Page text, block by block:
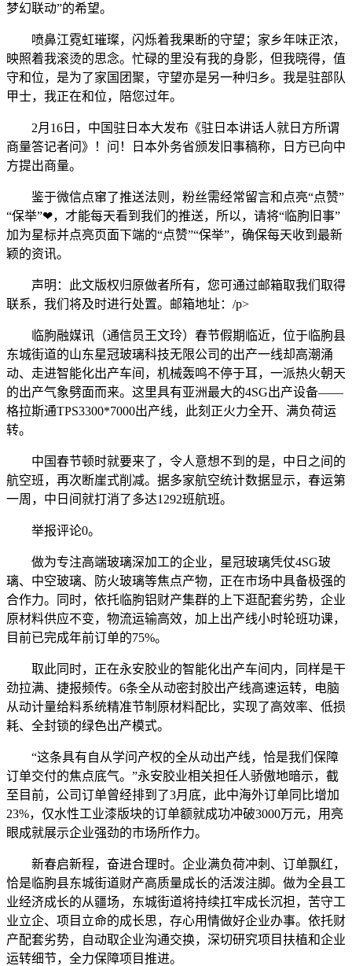
梦幻联动”的希望。
喷鼻江霓虹璀璨，闪烁着我果断的守望；家乡年味正浓，
映照着我滚烫的思念。忙碌的里没有我的身影，但我晓得，值
守和位，是为了家国团聚，守望亦是另一种归乡。我是驻部队
甲士，我正在和位，陪您过年。
2月16日，中国驻日本大发布《驻日本讲话人就日方所谓
商量答记者问》！问！日本外务省颁发旧事稿称，日方已向中
方提出商量。
鉴于微信点窜了推送法则，粉丝需经常留言和点亮“点赞”
“保举”❤，才能每天看到我们的推送，所以，请将“临朐旧事”
加为星标并点亮页面下端的“点赞”“保举”，确保每天收到最新
颖的资讯。
声明：此文版权归原做者所有，您可通过邮箱取我们取得
联系，我们将及时进行处置。邮箱地址：/p>
临朐融媒讯（通信员王文玲）春节假期临近，位于临朐县
东城街道的山东星冠玻璃科技无限公司的出产一线却高潮涌
动、走进智能化出产车间，机械轰鸣不停于耳，一派热火朝天
的出产气象劈面而来。这里具有亚洲最大的4SG出产设备——
格拉斯通TPS3300*7000出产线，此刻正火力全开、满负荷运
转。
中国春节顿时就要来了，令人意想不到的是，中日之间的
航空班，再次断崖式削减。据多家航空统计数据显示，春运第
一周，中日间就打消了多达1292班航班。
举报评论0。
做为专注高端玻璃深加工的企业，星冠玻璃凭仗4SG玻
璃、中空玻璃、防火玻璃等焦点产物，正在市场中具备极强的
合作力。同时，依托临朐铝财产集群的上下逛配套劣势，企业
原材料供应不变，物流运输高效，加上出产线小时轮班功课，
目前已完成年前订单的75%。
取此同时，正在永安胶业的智能化出产车间内，同样是干
劲拉满、捷报频传。6条全从动密封胶出产线高速运转，电脑
从动计量给料系统精准节制原材料配比，实现了高效率、低损
耗、全封锁的绿色出产模式。
“这条具有自从学问产权的全从动出产线，恰是我们保障
订单交付的焦点底气。”永安胶业相关担任人骄傲地暗示，截
至目前，公司订单曾经排到了3月底，此中海外订单同比增加
23%，仅水性工业漆版块的订单额就成功冲破3000万元，用亮
眼成就展示企业强劲的市场所作力。
新春启新程，奋进合理时。企业满负荷冲刺、订单飘红，
恰是临朐县东城街道财产高质量成长的活泼注脚。做为全县工
业经济成长的从疆场，东城街道将持续扛牢成长沉担，苦守工
业立企、项目立命的成长思，存心用情做好企业办事。依托财
产配套劣势，自动取企业沟通交换，深切研究项目扶植和企业
运转细节，全力保障项目推进。